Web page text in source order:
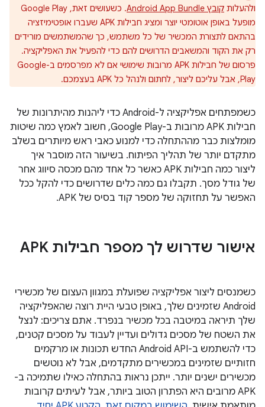
ולהעלות קובץ Android App Bundle
. כשעושים זאת, Google Play
מופעל באופן אוטומטי יוצר ומציג חבילות APK שעברו אופטימיזציה
בהתאם לתצורת המכשיר של כל משתמש, כך שהמשתמשים מורידים
רק את הקוד והמשאבים הדרושים להם כדי להפעיל את האפליקציה.
פרסום של חבילות APK מרובות שימושי אם לא מפרסמים ב-Google
Play, אבל עליכם ליצור, לחתום ולנהל כל APK בעצמכם.
כשמפתחים אפליקציה ל-Android כדי ליהנות מהיתרונות של
חבילות APK מרובות ב-Google Play, חשוב לאמץ כמה שיטות
מומלצות כבר מההתחלה כדי למנוע כאבי ראש מיותרים בשלב
מתקדם יותר של תהליך הפיתוח. בשיעור הזה מוסבר איך
ליצור כמה חבילות APK כאשר כל אחד מהם מכסה סיווג אחר
של גודל מסך. תקבלו גם כמה כלים שדרושים כדי להקל ככל
האפשר על תחזוקה של מספר קוד בסיס של APK.
אישור שדרוש לך מספר חבילות APK
כשמנסים ליצור אפליקציה שפועלת במגוון העצום של מכשירי
Android שזמינים שלך, באופן טבעי היית רוצה שהאפליקציה
שלך תיראה במיטבה בכל מכשיר בנפרד. אתם צריכים: לנצל
את השטח של מסכים גדולים ועדיין לעבוד על מסכים קטנים,
כדי להשתמש ב-Android API החדש תכונות או מרקמים
חזותיים שזמינים במכשירים מתקדמים, אבל לא נוטשים
מכשירים ישנים יותר. ייתכן נראות בהתחלה כאילו שתמיכה ב-
APK מרובים היא הפתרון הטוב ביותר, אבל לעיתים קרובות